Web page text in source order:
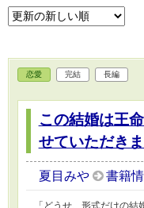
恋愛 完結 長編
この結婚は王
せていただきま
夏目みや 書籍
「どうせ、形式だけの